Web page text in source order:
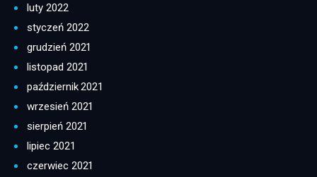
luty 2022
styczeń 2022
grudzień 2021
listopad 2021
październik 2021
wrzesień 2021
sierpień 2021
lipiec 2021
czerwiec 2021